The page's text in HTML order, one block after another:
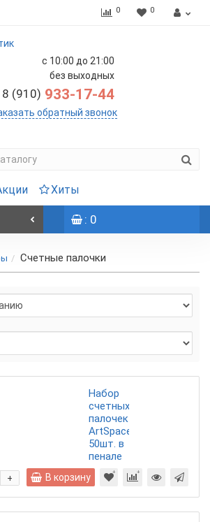
0 0
с 10:00 до 21:00
без выходных
8 (910) 933-17-44
обратный звонок
Хиты
: 0
Счетные палочки
Набор
счетных
палочек
ArtSpace,
50шт. в
пенале
+ В корзину